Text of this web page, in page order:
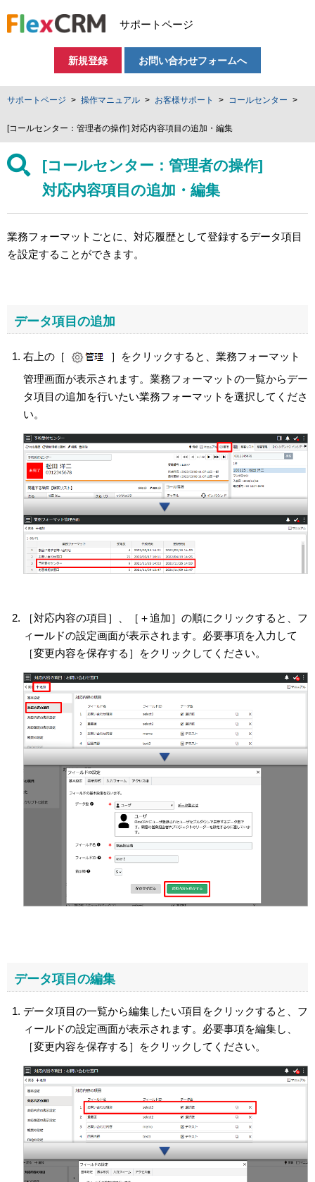
サポートページ
新規登録 お問い合わせフォームへ
サポートページ 操作マニュアル お客様サポート コールセンター
[コールセンター：管理者の操作] 対応内容項目の追加・編集
[コールセンター：管理者の操作]
対応内容項目の追加・編集
業務フォーマットごとに、対応履歴として登録するデータ項目
を設定することができます。
データ項目の追加
右上の［
］をクリックすると、業務フォーマット
管理画面が表示されます。業務フォーマットの一覧からデー
タ項目の追加を行いたい業務フォーマットを選択してくださ
い。
［対応内容の項目］、［＋追加］の順にクリックすると、フ
ィールドの設定画面が表示されます。必要事項を入力して
［変更内容を保存する］をクリックしてください。
データ項目の編集
データ項目の一覧から編集したい項目をクリックすると、フ
ィールドの設定画面が表示されます。必要事項を編集し、
［変更内容を保存する］をクリックしてください。